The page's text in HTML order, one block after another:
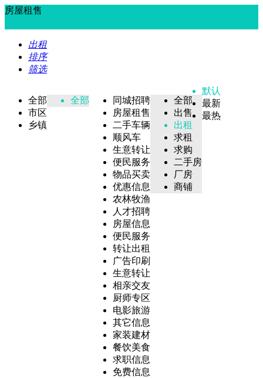
房屋租售
出租
排序
筛选
全部
市区
乡镇
全部
同城招聘
房屋租售
二手车辆
顺风车
生意转让
便民服务
物品买卖
优惠信息
农林牧渔
人才招聘
房屋信息
便民服务
转让出租
广告印刷
生意转让
相亲交友
厨师专区
电影旅游
其它信息
家装建材
餐饮美食
求职信息
免费信息
全部
出售
出租
求租
求购
二手房
厂房
商铺
默认
最新
最热